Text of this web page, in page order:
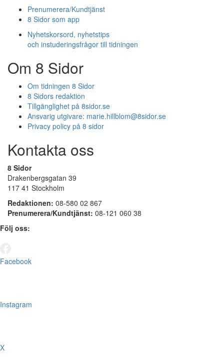
Prenumerera/Kundtjänst
8 Sidor som app
Nyhetskorsord, nyhetstips
och instuderingsfrågor till tidningen
Om 8 Sidor
Om tidningen 8 Sidor
8 Sidors redaktion
Tillgänglighet på 8sidor.se
Ansvarig utgivare: marie.hillblom@8sidor.se
Privacy policy på 8 sidor
Kontakta oss
8 Sidor
Drakenbergsgatan 39
117 41 Stockholm
Redaktionen: 08-580 02 867
Prenumerera/Kundtjänst: 08-121 060 38
Följ oss:
Facebook
Instagram
X